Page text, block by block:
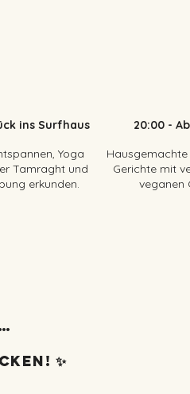
ins Surfhaus​
Yoga
Tamraght und
erkunden.
20:00 -
Gerichte mit
veganen
✨